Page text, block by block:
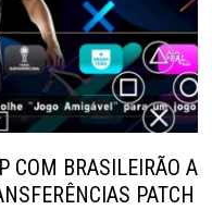
COM BRASILEIRÃO A
PATCH